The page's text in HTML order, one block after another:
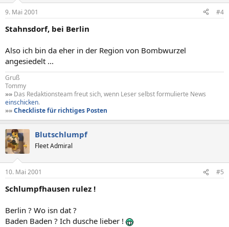
9. Mai 2001 #4
Stahnsdorf, bei Berlin
Also ich bin da eher in der Region von Bombwurzel
angesiedelt ...
Gruß
Tommy
»» Das Redaktionsteam freut sich, wenn Leser selbst formulierte News
einschicken.
»»Checkliste für richtiges Posten
Blutschlumpf
Fleet Admiral
10. Mai 2001 #5
Schlumpfhausen rulez !
Berlin ? Wo isn dat ?
Baden Baden ? Ich dusche lieber !